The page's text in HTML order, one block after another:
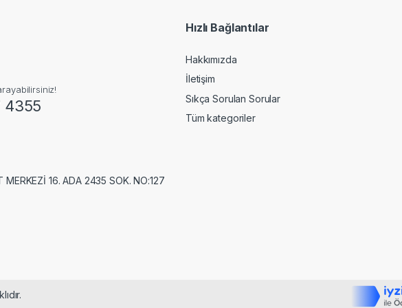
4355
16. ADA 2435 SOK. NO:127
Hızlı Bağlantılar
Hakkımızda
İletişim
Sıkça Sorulan Sorular
Tüm kategoriler